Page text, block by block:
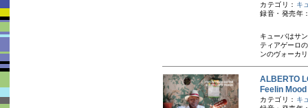
カテゴリ： キ
録音・発売
キューバはサ
ティアゲーロ
ンのヴォーカ
ALBERTO
Feelin
カテゴリ： キ